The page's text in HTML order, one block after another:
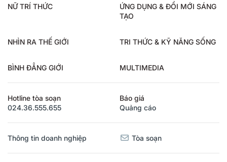
NỮ TRÍ THỨC
ỨNG DỤNG & ĐỔI MỚI SÁNG
TẠO
NHÌN RA THẾ GIỚI TRI THỨC & KỸ NĂNG SỐNG
BÌNH ĐẲNG GIỚI MULTIMEDIA
Hotline tòa soạn
024.36.555.655
Báo giá
Quảng cáo
Thông tin doanh nghiệp Tòa soạn